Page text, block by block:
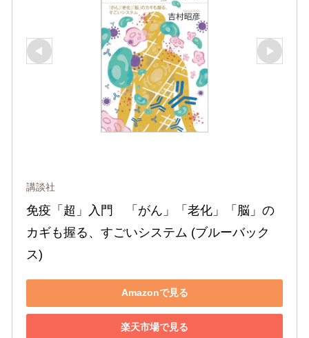
講談社
免疫「超」入門　「がん」「老化」「脳」の
カギも握る、すごいシステム (ブルーバック
ス)
Amazonで見る
楽天市場で見る